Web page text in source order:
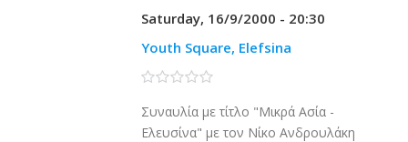
Saturday, 16/9/2000 - 20:30
Youth Square, Elefsina
0 stars
Συναυλία με τίτλο "Μικρά Ασία -
Ελευσίνα" με τον Νίκο Ανδρουλάκη